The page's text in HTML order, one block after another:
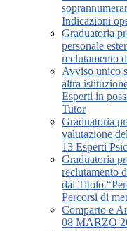
Indicazioni
Graduatoria
personale
reclutamento
Avviso unico
altra
Esperti in
Tutor
Graduatoria
valutazione
13 Esperti
Graduatoria
reclutamento
dal Titolo
Percorsi di
Comparto e
08 MARZO